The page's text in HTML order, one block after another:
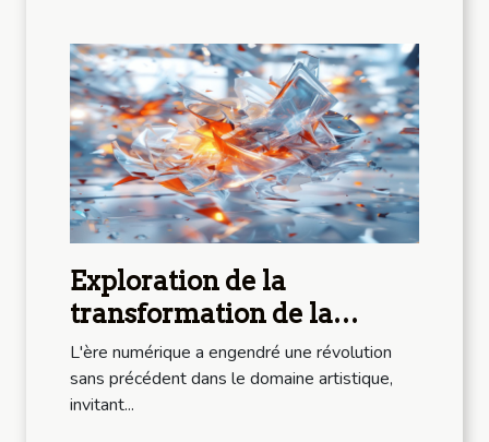
Exploration de la
transformation de la
création artistique par l'IA
L'ère numérique a engendré une révolution
sans précédent dans le domaine artistique,
invitant...